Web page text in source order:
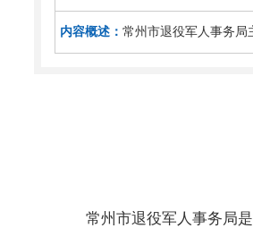
内容概述： 常州市退役军人事务局
常州市退役军人事务局